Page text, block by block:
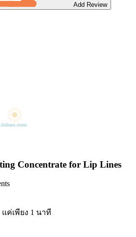
Add Review
Concentrate for Lip Lines
แค่เพียง 1 นาที